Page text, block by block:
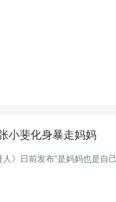
小斐化身暴走妈妈
》日前发布“是妈妈也是自